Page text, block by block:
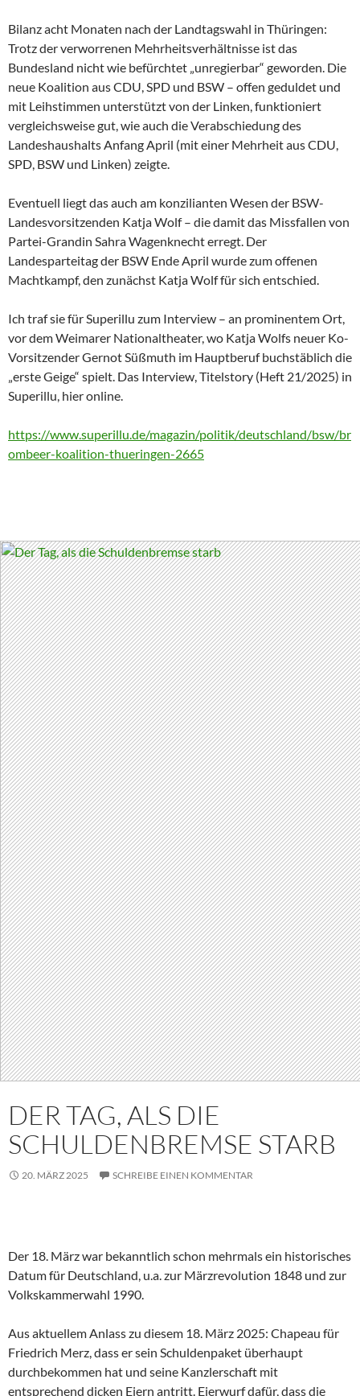
Bilanz acht Monaten nach der Landtagswahl in Thüringen:
Trotz der verworrenen Mehrheitsverhältnisse ist das
Bundesland nicht wie befürchtet „unregierbar“ geworden. Die
neue Koalition aus CDU, SPD und BSW – offen geduldet und
mit Leihstimmen unterstützt von der Linken, funktioniert
vergleichsweise gut, wie auch die Verabschiedung des
Landeshaushalts Anfang April (mit einer Mehrheit aus CDU,
SPD, BSW und Linken) zeigte.
Eventuell liegt das auch am konzilianten Wesen der BSW-
Landesvorsitzenden Katja Wolf – die damit das Missfallen von
Partei-Grandin Sahra Wagenknecht erregt. Der
Landesparteitag der BSW Ende April wurde zum offenen
Machtkampf, den zunächst Katja Wolf für sich entschied.
Ich traf sie für Superillu zum Interview – an prominentem Ort,
vor dem Weimarer Nationaltheater, wo Katja Wolfs neuer Ko-
Vorsitzender Gernot Süßmuth im Hauptberuf buchstäblich die
„erste Geige“ spielt. Das Interview, Titelstory (Heft 21/2025) in
Superillu, hier online.
https://www.superillu.de/magazin/politik/deutschland/bsw/br
ombeer-koalition-thueringen-2665
DER TAG, ALS DIE
SCHULDENBREMSE STARB
20. MÄRZ 2025 SCHREIBE EINEN KOMMENTAR
Der 18. März war bekanntlich schon mehrmals ein historisches
Datum für Deutschland, u.a. zur Märzrevolution 1848 und zur
Volkskammerwahl 1990.
Aus aktuellem Anlass zu diesem 18. März 2025: Chapeau für
Friedrich Merz, dass er sein Schuldenpaket überhaupt
durchbekommen hat und seine Kanzlerschaft mit
entsprechend dicken Eiern antritt. Eierwurf dafür, dass die